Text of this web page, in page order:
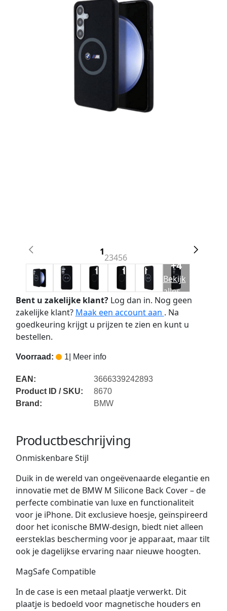
1
23456
+4
Bekijk
alles
Bent u zakelijke klant?Log dan in. Nog geen
zakelijke klant? Maak een account aan . Na
goedkeuring krijgt u prijzen te zien en kunt u
bestellen.
Voorraad: 1 | Meer info
EAN:
3666339242893
Product ID / SKU:
8670
Brand:
BMW
Productbeschrijving
Onmiskenbare Stijl
Duik in de wereld van ongeëvenaarde elegantie en
innovatie met de BMW M Silicone Back Cover – de
perfecte combinatie van luxe en functionaliteit
voor je iPhone. Dit exclusieve hoesje, geïnspireerd
door het iconische BMW-design, biedt niet alleen
eersteklas bescherming voor je apparaat, maar tilt
ook je dagelijkse ervaring naar nieuwe hoogten.
MagSafe Compatible
In de case is een metaal plaatje verwerkt. Dit
plaatje is bedoeld voor magnetische houders en